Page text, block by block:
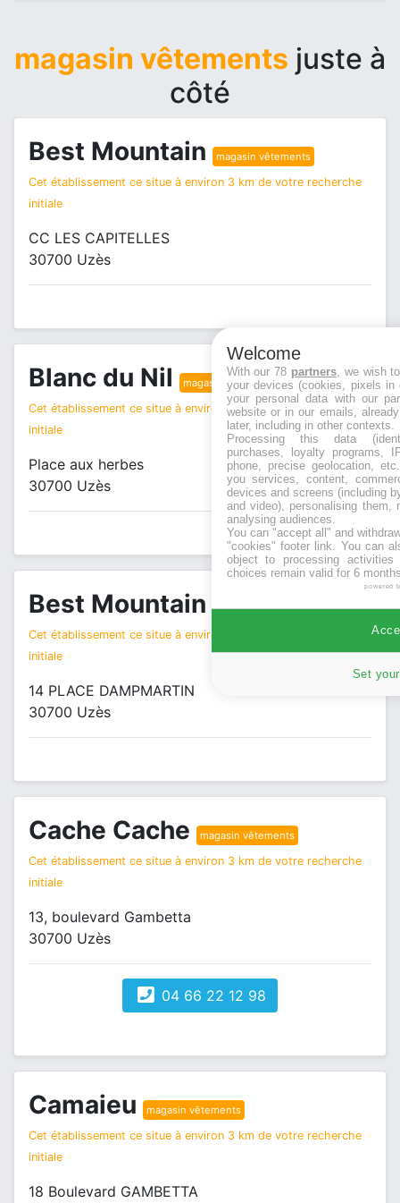
magasin vêtements juste à
côté
Best Mountain magasin vêtements
Cet établissement ce situe à environ 3 km de votre recherche
initiale
CC LES CAPITELLES
30700 Uzès
Blanc du Nil magasin vêtements
Cet établissement ce situe à environ 3 km de votre recherche
initiale
Place aux herbes
30700 Uzès
Best Mountain magasin vêtements
Cet établissement ce situe à environ 3 km de votre recherche
initiale
14 PLACE DAMPMARTIN
30700 Uzès
Cache Cache magasin vêtements
Cet établissement ce situe à environ 3 km de votre recherche
initiale
13, boulevard Gambetta
30700 Uzès
04 66 22 12 98
Camaieu magasin vêtements
Cet établissement ce situe à environ 3 km de votre recherche
initiale
18 Boulevard GAMBETTA
Welcome
With our 78 partners, we wish
your devices (cookies, pixels
your personal data with our
website or in our emails,
later, including in other contexts.
Processing this data
purchases, loyalty programs,
phone, precise geolocation,
you services, content,
devices and screens (including
and video), personalising them,
analysing audiences.
You can "accept all" and
"cookies" footer link. You can
object to processing
choices remain valid for 6
powered
Set